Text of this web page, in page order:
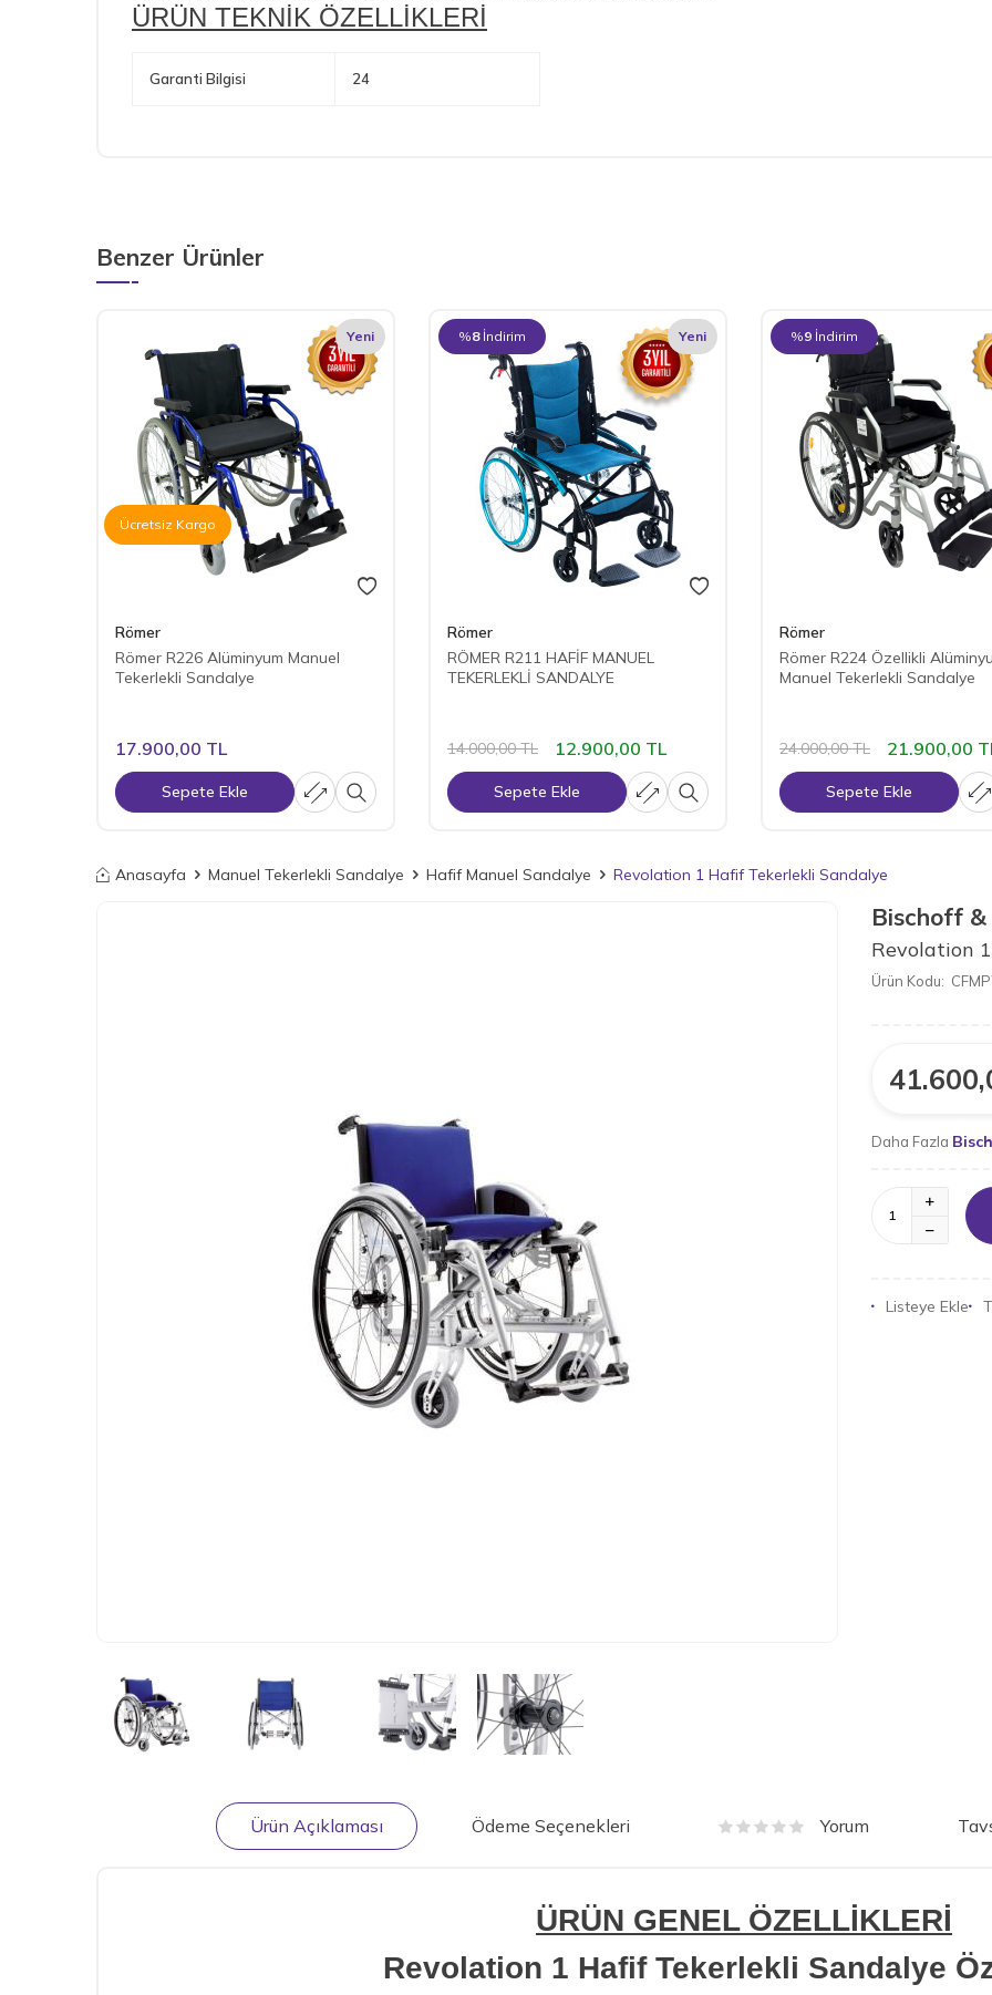
ÜRÜN TEKNİK ÖZELLİKLERİ
Garanti Bilgisi 24
Benzer Ürünler
Yeni
Ücretsiz Kargo
Römer
Römer R226 Alüminyum Manuel
Tekerlekli Sandalye
17.900,00 TL
Sepete Ekle
%8 İndirim Yeni
Römer
RÖMER R211 HAFİF MANUEL
TEKERLEKLİ SANDALYE
14.000,00TL 12.900,00 TL
Sepete Ekle
%9 İndirim
Römer
Römer R224 Özellikli
Manuel Tekerlekli Sandalye
24.000,00TL 21.900,00
Sepete Ekle
Anasayfa Manuel Tekerlekli Sandalye Hafif Manuel Sandalye Revolation 1 Hafif Tekerlekli Sandalye
Bischoff
Revolation
Ürün Kodu:
Daha Fazla
Listeye Ekle
Ürün Açıklaması Ödeme Seçenekleri Yorum
ÜRÜN GENEL ÖZELLİKLERİ
Revolation 1 Hafif Tekerlekli Sandalye